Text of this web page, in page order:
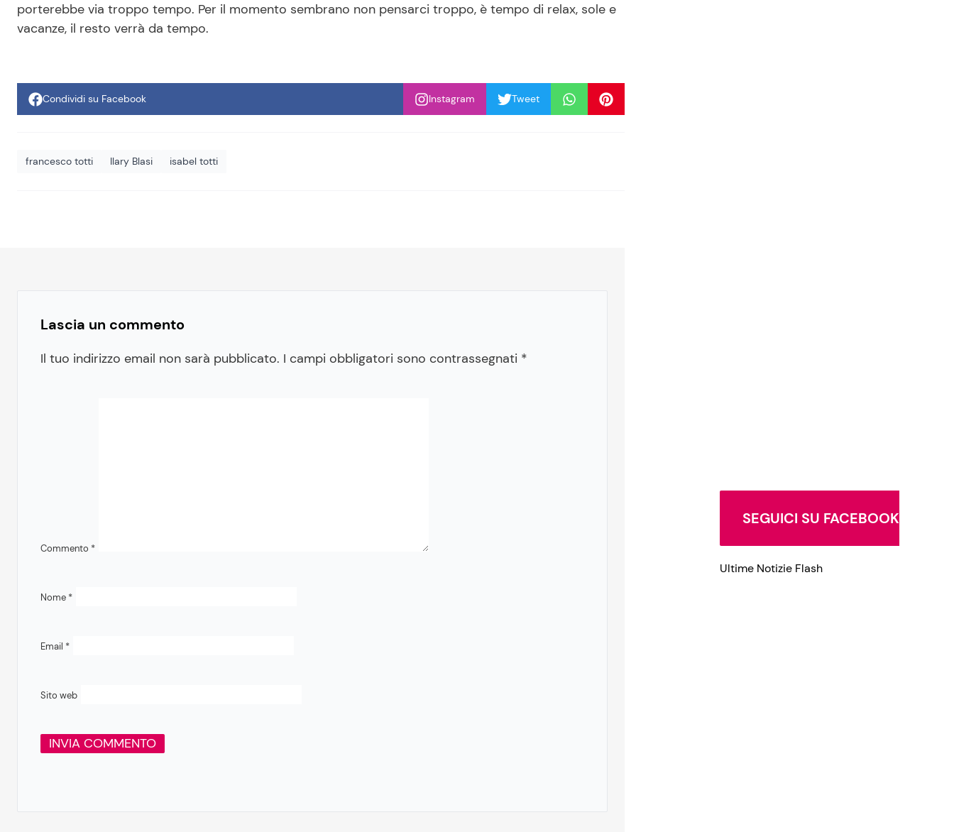
porterebbe via troppo tempo. Per il momento sembrano non pensarci troppo, è tempo di relax, sole e
vacanze, il resto verrà da tempo.
Condividi su Facebook Instagram Tweet
francesco totti Ilary Blasi isabel totti
Lascia un commento
Il tuo indirizzo email non sarà pubblicato. I campi obbligatori sono contrassegnati *
Commento *
Nome *
Email *
Sito web
SEGUICI SU FACEBOOK
Ultime Notizie Flash